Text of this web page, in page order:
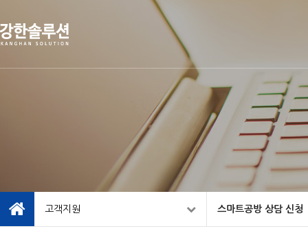
고객지원 스마트공방 상담 신청